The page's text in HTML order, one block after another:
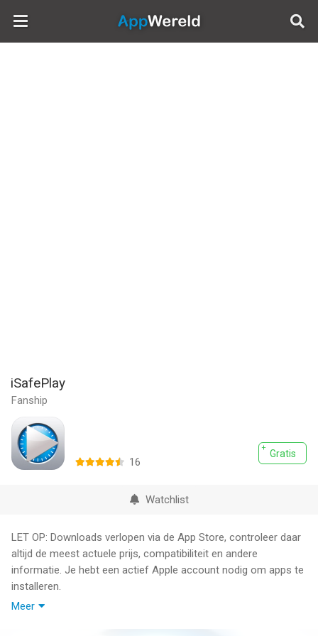
AppWereld
iSafePlay
Fanship
Gratis
16
Watchlist
LET OP: Downloads verlopen via de App Store, controleer daar
altijd de meest actuele prijs, compatibiliteit en andere
informatie. Je hebt een actief Apple account nodig om apps te
installeren.
Meer